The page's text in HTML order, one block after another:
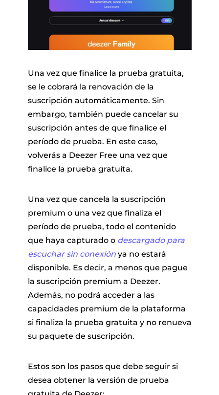
Una vez que finalice la prueba gratuita,
se le cobrará la renovación de la
suscripción automáticamente. Sin
embargo, también puede cancelar su
suscripción antes de que finalice el
período de prueba. En este caso,
volverás a Deezer Free una vez que
finalice la prueba gratuita.
Una vez que cancela la suscripción
premium o una vez que finaliza el
período de prueba, todo el contenido
que haya capturado o descargado para
escuchar sin conexiónya no estará
disponible. Es decir, a menos que pague
la suscripción premium a Deezer.
Además, no podrá acceder a las
capacidades premium de la plataforma
si finaliza la prueba gratuita y no renueva
su paquete de suscripción.
Estos son los pasos que debe seguir si
desea obtener la versión de prueba